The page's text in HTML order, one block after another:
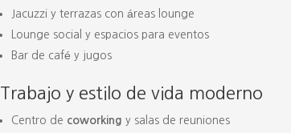
Jacuzzi y terrazas con áreas lounge
Lounge social y espacios para eventos
Bar de café y jugos
Trabajo y estilo de vida moderno
Centro de coworking y salas de reuniones